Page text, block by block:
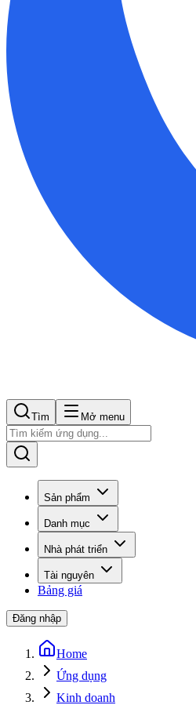
Tìm Mở menu
Sản phẩm
Danh mục
Nhà phát triển
Tài nguyên
Bảng giá
Đăng nhập
Home
Ứng dụng
Kinh doanh